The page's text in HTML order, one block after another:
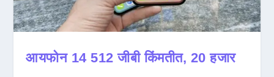
आयफोन 14 512 जीबी किंमतीत, 20 हजार